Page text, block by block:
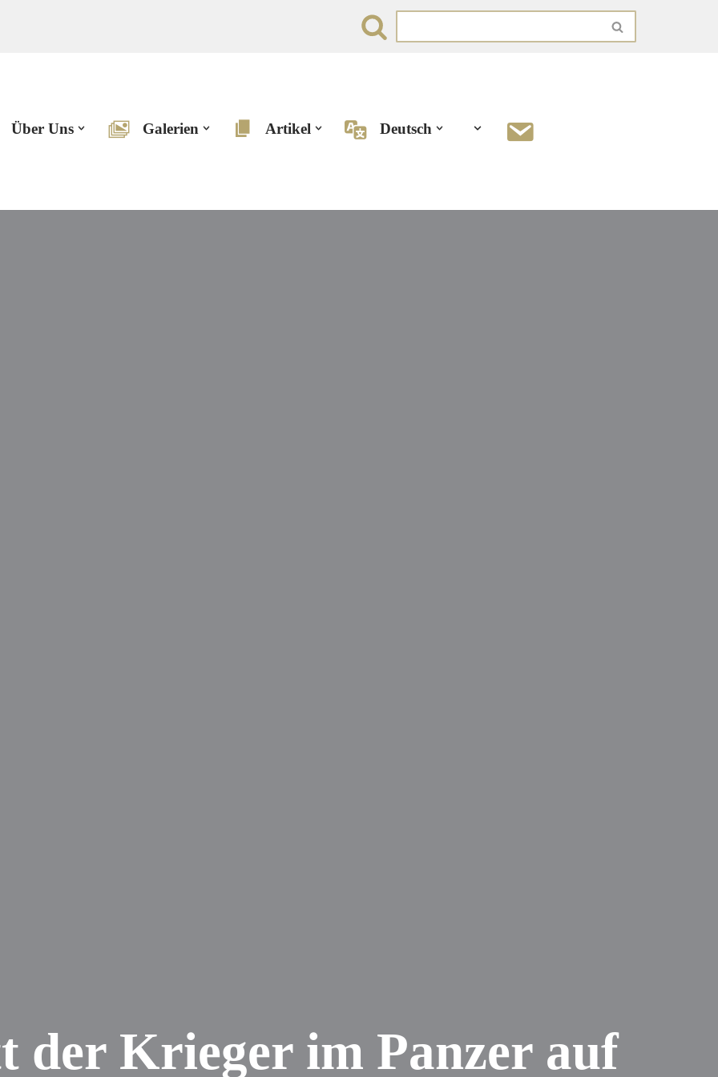
Über Uns Galerien Artikel Deutsch
der Krieger im Panzer auf